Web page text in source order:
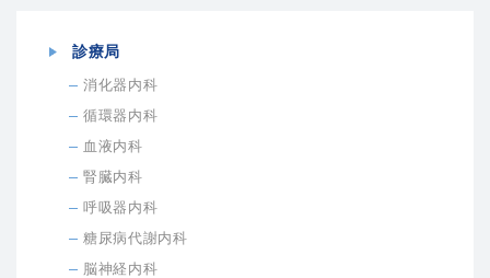
診療局
消化器内科
循環器内科
血液内科
腎臓内科
呼吸器内科
糖尿病代謝内科
脳神経内科